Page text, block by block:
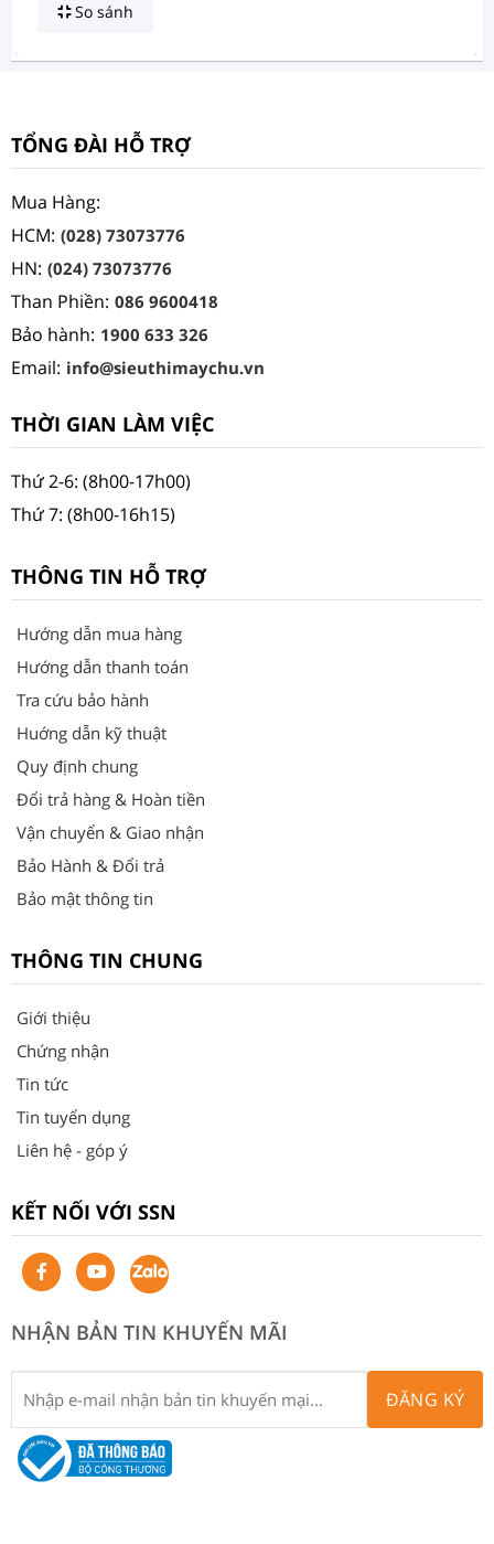
So sánh
TỔNG ĐÀI HỖ TRỢ
Mua Hàng:
HCM: (028) 73073776
HN: (024) 73073776
Than Phiền: 086 9600418
Bảo hành: 1900 633 326
Email: info@sieuthimaychu.vn
THỜI GIAN LÀM VIỆC
Thứ 2-6: (8h00-17h00)
Thứ 7: (8h00-16h15)
THÔNG TIN HỖ TRỢ
Hướng dẫn mua hàng
Hướng dẫn thanh toán
Tra cứu bảo hành
Huớng dẫn kỹ thuật
Quy định chung
Đổi trả hàng & Hoàn tiền
Vận chuyển & Giao nhận
Bảo Hành & Đổi trả
Bảo mật thông tin
THÔNG TIN CHUNG
Giới thiệu
Chứng nhận
Tin tức
Tin tuyển dụng
Liên hệ - góp ý
KẾT NỐI VỚI SSN
NHẬN BẢN TIN KHUYẾN MÃI
ĐĂNG KÝ